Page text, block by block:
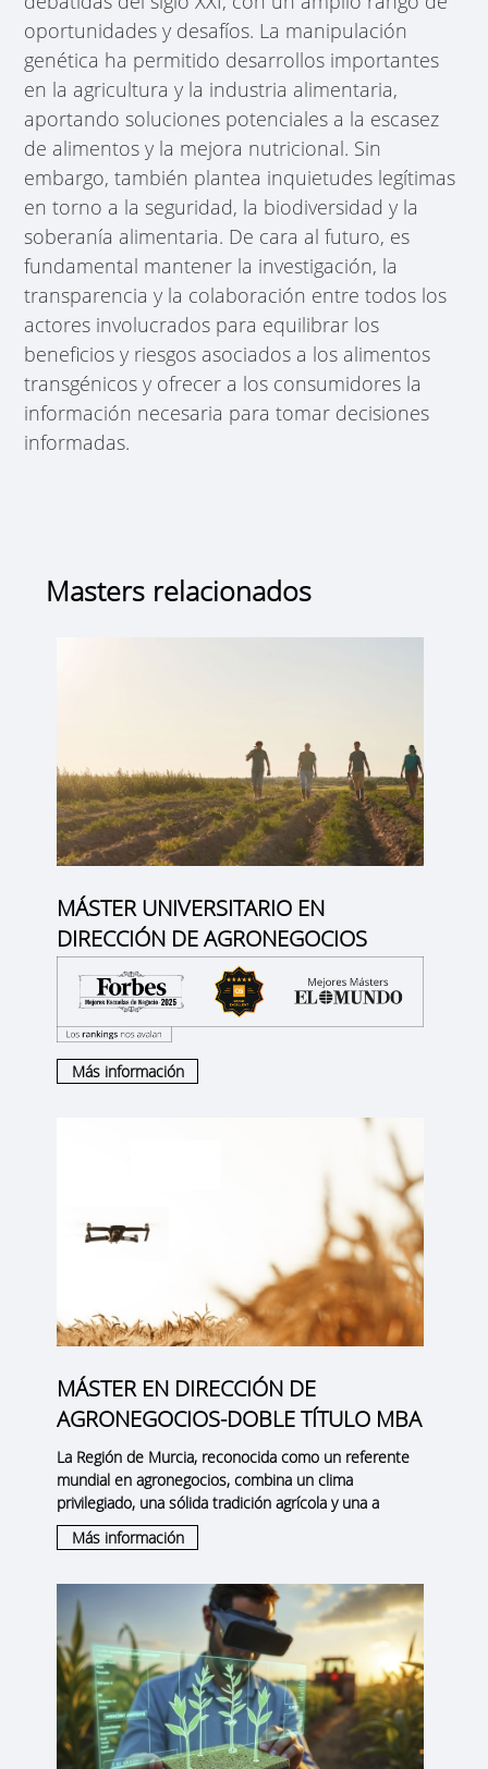
oportunidades y desafíos. La manipulación
genética ha permitido desarrollos importantes
en la agricultura y la industria alimentaria,
aportando soluciones potenciales a la escasez
de alimentos y la mejora nutricional. Sin
embargo, también plantea inquietudes legítimas
en torno a la seguridad, la biodiversidad y la
soberanía alimentaria. De cara al futuro, es
fundamental mantener la investigación, la
transparencia y la colaboración entre todos los
actores involucrados para equilibrar los
beneficios y riesgos asociados a los alimentos
transgénicos y ofrecer a los consumidores la
información necesaria para tomar decisiones
informadas.
Masters relacionados
MÁSTER UNIVERSITARIO EN
DIRECCIÓN DE AGRONEGOCIOS
Más información
MÁSTER EN DIRECCIÓN DE
AGRONEGOCIOS-DOBLE TÍTULO MBA
La Región de Murcia, reconocida como un referente
mundial en agronegocios, combina un clima
privilegiado, una sólida tradición agrícola y una a
Más información